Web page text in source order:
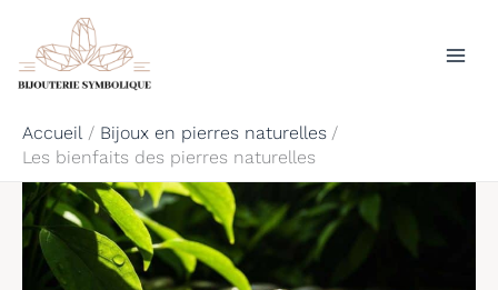
contenu
Accueil
Bijoux en pierres naturelles
Les bienfaits des pierres naturelles
Rechercher